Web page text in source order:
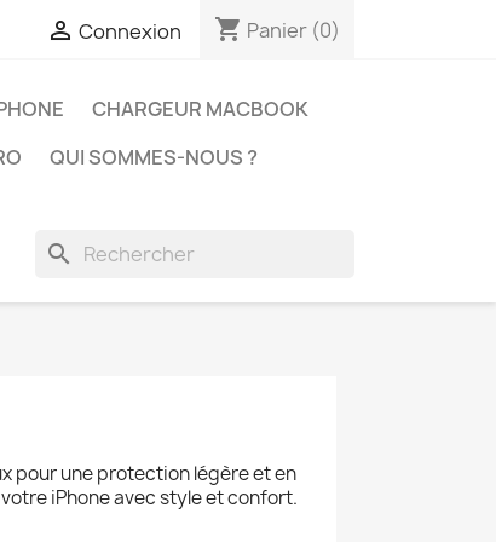
 Connexion shopping_cart Panier (0)
CHARGEUR MACBOOK
QUI SOMMES-NOUS ?
search
pour une protection légère et en
iPhone avec style et confort.